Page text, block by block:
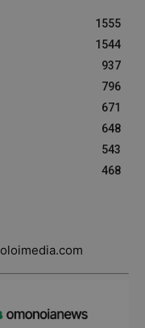
1555
1544
937
796
671
648
543
468